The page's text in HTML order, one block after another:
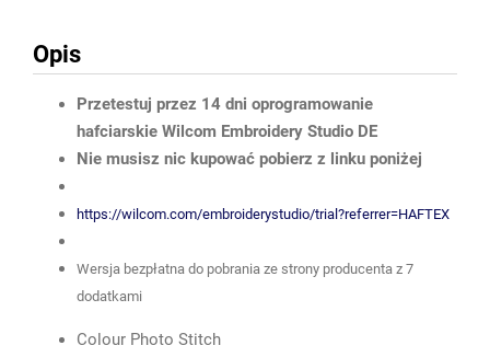
Opis
Przetestuj przez 14 dni oprogramowanie
hafciarskie Wilcom Embroidery Studio DE
Nie musisz nic kupować pobierz z linku poniżej
https://wilcom.com/embroiderystudio/trial?referrer=HAFTEX
Wersja bezpłatna do pobrania ze strony producenta z 7
dodatkami
Colour Photo Stitch